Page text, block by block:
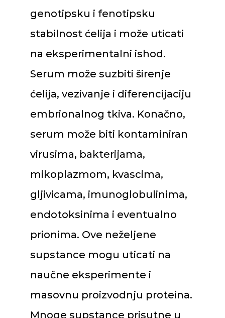
genotipsku i fenotipsku
stabilnost ćelija i može uticati
na eksperimentalni ishod.
Serum može suzbiti širenje
ćelija, vezivanje i diferencijaciju
embrionalnog tkiva. Konačno,
serum može biti kontaminiran
virusima, bakterijama,
mikoplazmom, kvascima,
gljivicama, imunoglobulinima,
endotoksinima i eventualno
prionima. Ove neželjene
supstance mogu uticati na
naučne eksperimente i
masovnu proizvodnju proteina.
Mnoge supstance prisutne u